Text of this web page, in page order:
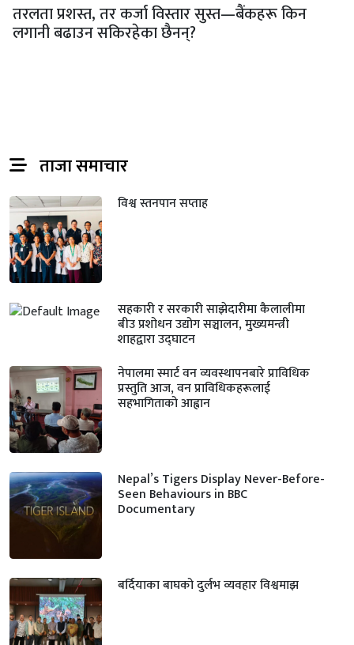
तरलता प्रशस्त, तर कर्जा विस्तार सुस्त—बैंकहरू किन
लगानी बढाउन सकिरहेका छैनन्?
ताजा समाचार
विश्व स्तनपान सप्ताह
सहकारी र सरकारी साझेदारीमा कैलालीमा
बीउ प्रशोधन उद्योग सञ्चालन, मुख्यमन्त्री
शाहद्वारा उद्घाटन
नेपालमा स्मार्ट वन व्यवस्थापनबारे प्राविधिक
प्रस्तुति आज, वन प्राविधिकहरूलाई
सहभागिताको आह्वान
Nepal’s Tigers Display Never-Before-
Seen Behaviours in BBC
Documentary
बर्दियाका बाघको दुर्लभ व्यवहार विश्वमाझ